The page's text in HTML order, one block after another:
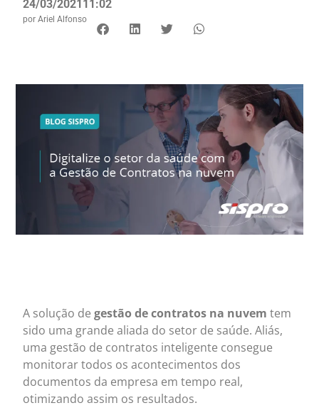
24/03/202111:02
por Ariel Alfonso
A solução degestão de contratos na nuvem tem
sido uma grande aliada do setor de saúde. Aliás,
uma gestão de contratos inteligente consegue
monitorar todos os acontecimentos dos
documentos da empresa em tempo real,
otimizando assim os resultados.